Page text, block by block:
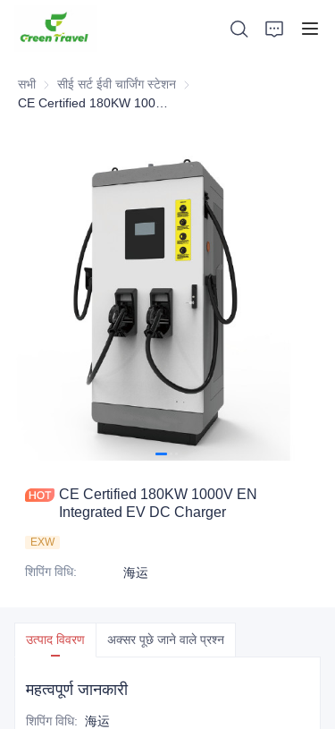
सभी सीई सर्ट ईवी चार्जिंग स्टेशन सीई सर्ट ईवी चार्जिंग स्टेशन
CE Certified 180KW 1000V EN
Integrated EV DC Charger
EXW
शिपिंग विधि: 海运
उत्पाद विवरण अक्सर पूछे जाने वाले प्रश्न
महत्वपूर्ण जानकारी
शिपिंग विधि: 海运
समाचार और सहयोग मामले
विनिर्माण आधार और प्रक्रिया